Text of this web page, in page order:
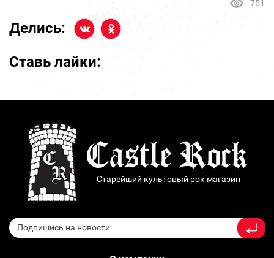
751
Делись:
Ставь лайки:
Старейший культовый рок магазин